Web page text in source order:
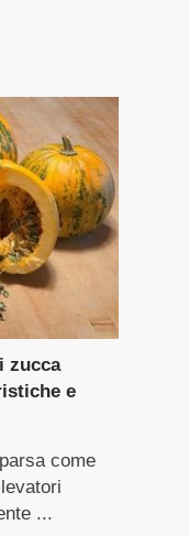
zucca
e
come
...